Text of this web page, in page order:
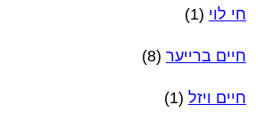
חי לוי (1)
חיים ברייער (8)
חיים ויזל (1)